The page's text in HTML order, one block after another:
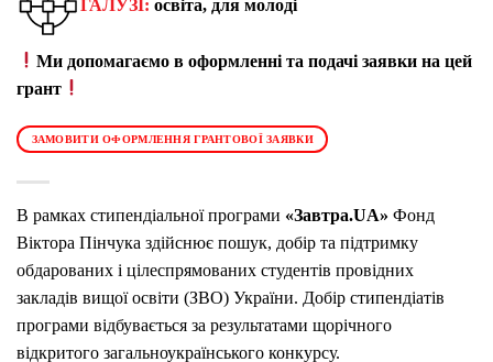
ГАЛУЗІ: освіта, для молоді
Ми допомагаємо в оформленні та подачі заявки на цей
грант
ЗАМОВИТИ ОФОРМЛЕННЯ ГРАНТОВОЇ ЗАЯВКИ
В рамках стипендіальної програми «Завтра.UA» Фонд
Віктора Пінчука здійснює пошук, добір та підтримку
обдарованих і цілеспрямованих студентів провідних
закладів вищої освіти (ЗВО) України. Добір стипендіатів
програми відбувається за результатами щорічного
відкритого загальноукраїнського конкурсу.